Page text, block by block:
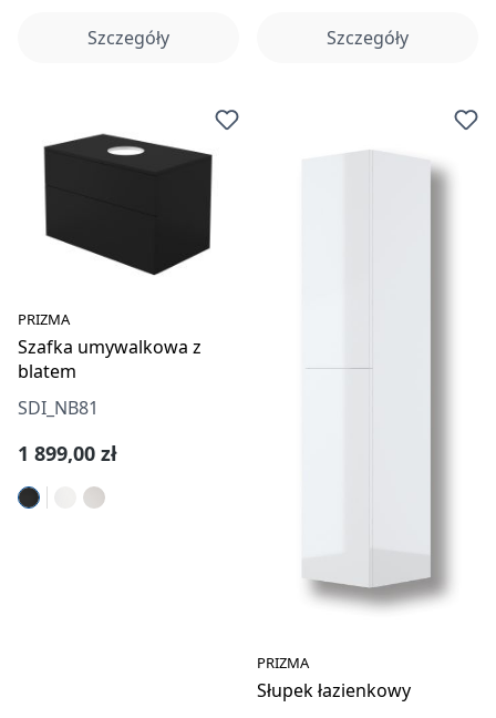
Szczegóły Szczegóły
PRIZMA
Szafka umywalkowa z
blatem
SDI_NB81
Cena regularna:
1 899,00 zł
PRIZMA
Słupek łazienkowy